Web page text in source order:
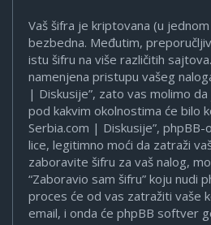
Vaš šifra je kriptovana (u
bezbedna. Međutim,
istu šifru na više različitih
namenjena pristupu vašeg
| Diskusije”, zato vas molimo
pod kakvim okolnostima će bilo
Serbia.com | Diskusije”,
lice, legitimno moći da zatraži
zaboravite šifru za vaš nalog,
“Zaboravio sam šifru” koju nudi
proces će od vas zatražiti vaše
email, i onda će phpBB softver